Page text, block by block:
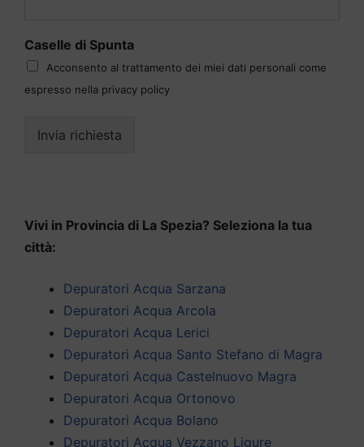
Caselle di Spunta
Acconsento al trattamento dei miei dati personali come
espresso nella privacy policy
Invia richiesta
Vivi in Provincia di La Spezia? Seleziona la tua
città:
Depuratori Acqua Sarzana
Depuratori Acqua Arcola
Depuratori Acqua Lerici
Depuratori Acqua Santo Stefano di Magra
Depuratori Acqua Castelnuovo Magra
Depuratori Acqua Ortonovo
Depuratori Acqua Bolano
Depuratori Acqua Vezzano Ligure